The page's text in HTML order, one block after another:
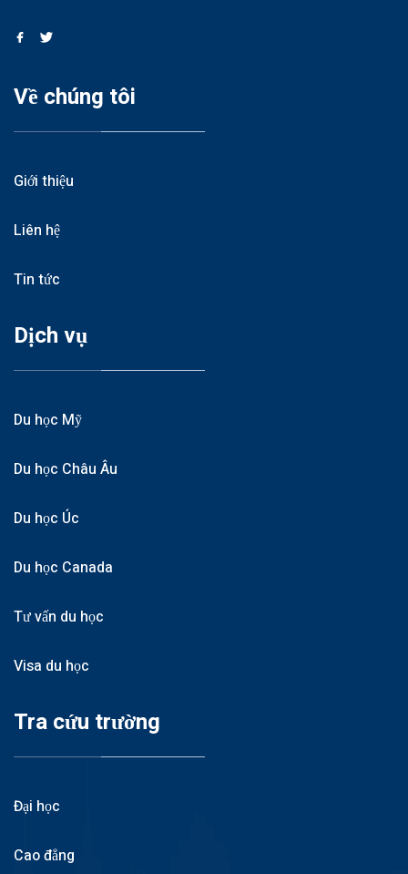
Về chúng tôi
Giới thiệu
Liên hệ
Tin tức
Dịch vụ
Du học Mỹ
Du học Châu Âu
Du học Úc
Du học Canada
Tư vấn du học
Visa du học
Tra cứu trường
Đại học
Cao đẳng